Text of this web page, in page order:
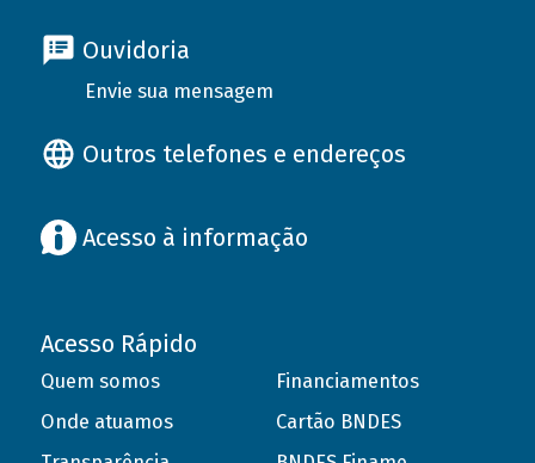
Ouvidoria
Envie sua mensagem
Outros telefones e endereços
Acesso à informação
Acesso Rápido
Quem somos
Onde atuamos
Financiamentos
Cartão BNDES